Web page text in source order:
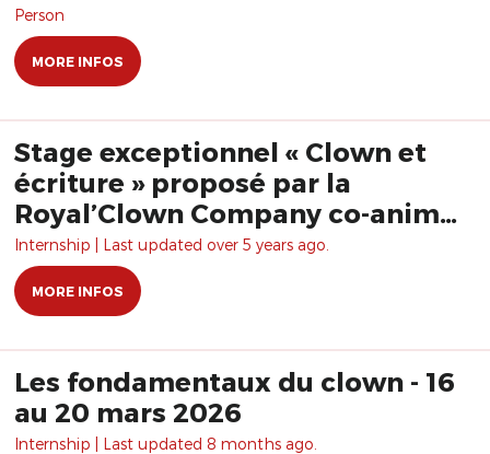
Person
MORE INFOS
Stage exceptionnel « Clown et
écriture » proposé par la
Royal’Clown Company co-animé
par Hervé Langlois et Bruno
Krief
Internship | Last updated over 5 years ago.
MORE INFOS
Les fondamentaux du clown - 16
au 20 mars 2026
Internship | Last updated 8 months ago.